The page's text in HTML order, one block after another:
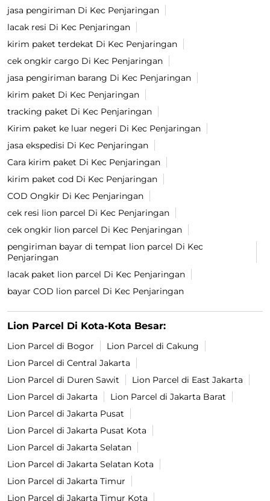
jasa pengiriman Di Kec Penjaringan
lacak resi Di Kec Penjaringan
kirim paket terdekat Di Kec Penjaringan
cek ongkir cargo Di Kec Penjaringan
jasa pengiriman barang Di Kec Penjaringan
kirim paket Di Kec Penjaringan
tracking paket Di Kec Penjaringan
Kirim paket ke luar negeri Di Kec Penjaringan
jasa ekspedisi Di Kec Penjaringan
Cara kirim paket Di Kec Penjaringan
kirim paket cod Di Kec Penjaringan
COD Ongkir Di Kec Penjaringan
cek resi lion parcel Di Kec Penjaringan
cek ongkir lion parcel Di Kec Penjaringan
pengiriman bayar di tempat lion parcel Di Kec
Penjaringan
lacak paket lion parcel Di Kec Penjaringan
bayar COD lion parcel Di Kec Penjaringan
Lion Parcel Di Kota-Kota Besar:
Lion Parcel di Bogor
Lion Parcel di Cakung
Lion Parcel di Central Jakarta
Lion Parcel di Duren Sawit
Lion Parcel di East Jakarta
Lion Parcel di Jakarta
Lion Parcel di Jakarta Barat
Lion Parcel di Jakarta Pusat
Lion Parcel di Jakarta Pusat Kota
Lion Parcel di Jakarta Selatan
Lion Parcel di Jakarta Selatan Kota
Lion Parcel di Jakarta Timur
Lion Parcel di Jakarta Timur Kota